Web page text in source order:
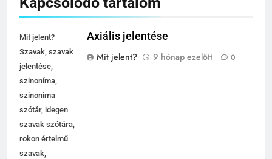
Kapcsolódó tartalom
Mit jelent?
Szavak, szavak
jelentése,
szinoníma,
szinoníma
szótár, idegen
szavak szótára,
rokon értelmű